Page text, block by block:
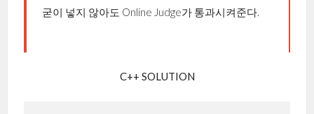
굳이 넣지 않아도 Online Judge가 통과시켜준다.
C++ SOLUTION